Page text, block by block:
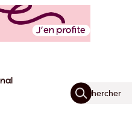
Pédagogie Points forts